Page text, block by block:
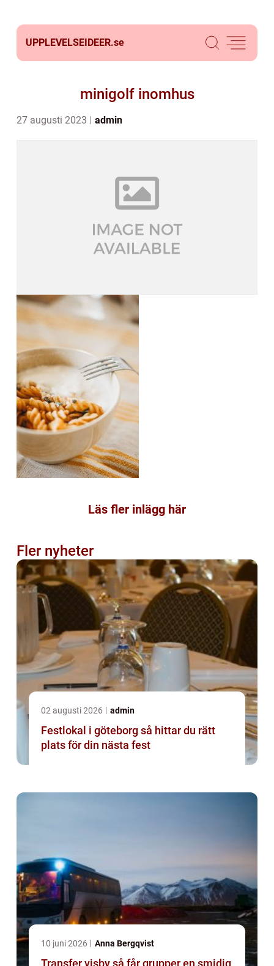
UPPLEVELSEIDEER.se
minigolf inomhus
27 augusti 2023 admin
Läs fler inlägg här
Fler nyheter
02 augusti 2026 admin
Festlokal i göteborg så hittar du rätt
plats för din nästa fest
10 juni 2026 Anna Bergqvist
Transfer visby så får grupper en smidig